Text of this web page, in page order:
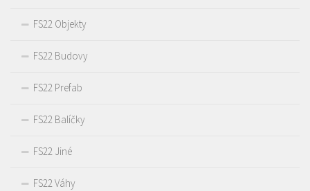
FS22 Objekty
FS22 Budovy
FS22 Prefab
FS22 Balíčky
FS22 Jiné
FS22 Váhy